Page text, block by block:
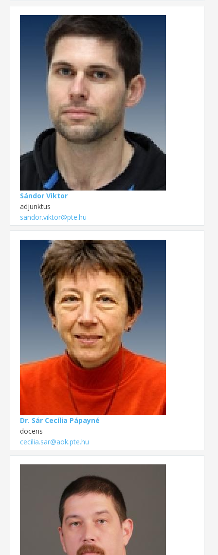
Sándor Viktor
adjunktus
sandor.viktor@pte.hu
Dr. Sár Cecília Pápayné
docens
cecilia.sar@aok.pte.hu